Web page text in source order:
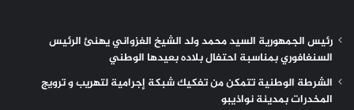
رئيس الجمهورية السيد محمد ولد الشيخ الغزواني يهنئ الرئيس
السنغافوري بمناسبة احتفال بلاده بعيدها الوطني
الشرطة الوطنية تتمكن من تفكيك شبكة إجرامية لتهريب و ترويج
المخدرات بمدينة نواذيبو